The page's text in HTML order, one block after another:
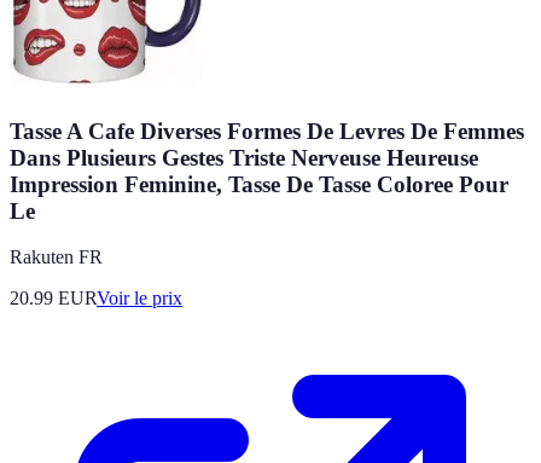
Tasse A Cafe Diverses Formes De Levres De Femmes
Dans Plusieurs Gestes Triste Nerveuse Heureuse
Impression Feminine, Tasse De Tasse Coloree Pour
Le
Rakuten FR
20.99 EURVoir le prix